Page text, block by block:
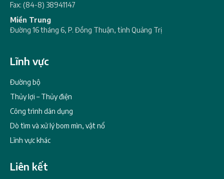
Fax: (84-8) 38941147
Miền Trung
Đường 16 tháng 6, P. Đồng Thuận, tỉnh Quảng Trị
Lĩnh vực
Đường bộ
Thủy lợi – Thủy điện
Công trình dân dụng
Dò tìm và xử lý bom mìn, vật nổ
Lĩnh vực khác
Liên kết